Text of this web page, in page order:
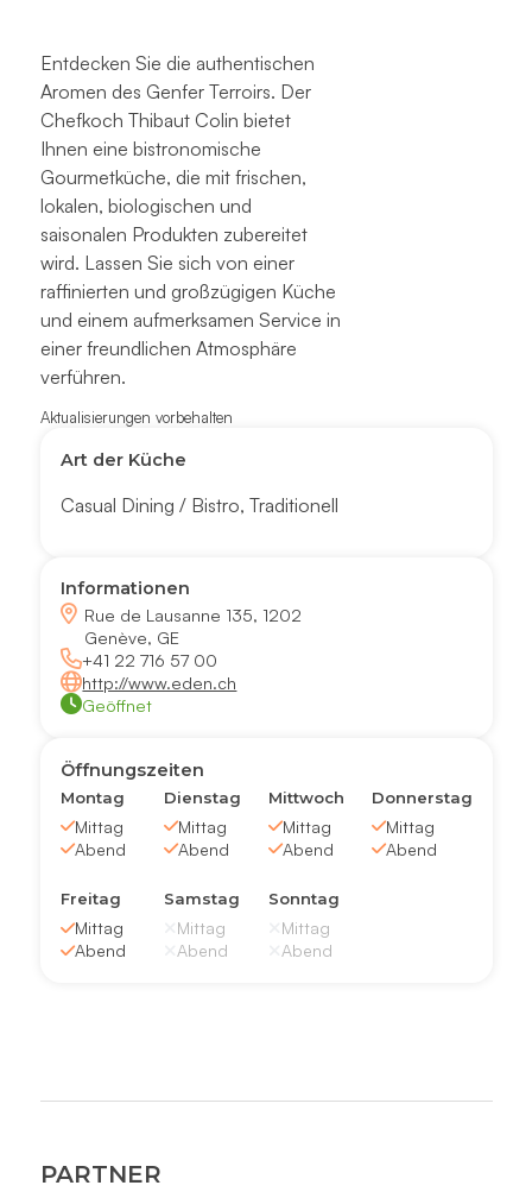
Entdecken Sie die authentischen
Aromen des Genfer Terroirs. Der
Chefkoch Thibaut Colin bietet
Ihnen eine bistronomische
Gourmetküche, die mit frischen,
lokalen, biologischen und
saisonalen Produkten zubereitet
wird. Lassen Sie sich von einer
raffinierten und großzügigen Küche
und einem aufmerksamen Service in
einer freundlichen Atmosphäre
verführen.
Aktualisierungen vorbehalten
Art der Küche
Casual Dining / Bistro,Traditionell
Informationen
Rue de Lausanne 135, 1202
Genève, GE
+41 22 716 57 00
http://www.eden.ch
Geöffnet
Öffnungszeiten
Montag
Mittag
Abend
Dienstag
Mittag
Abend
Mittwoch
Mittag
Abend
Donnerstag
Mittag
Abend
Freitag
Mittag
Abend
Samstag
Mittag
Abend
Sonntag
Mittag
Abend
PARTNER